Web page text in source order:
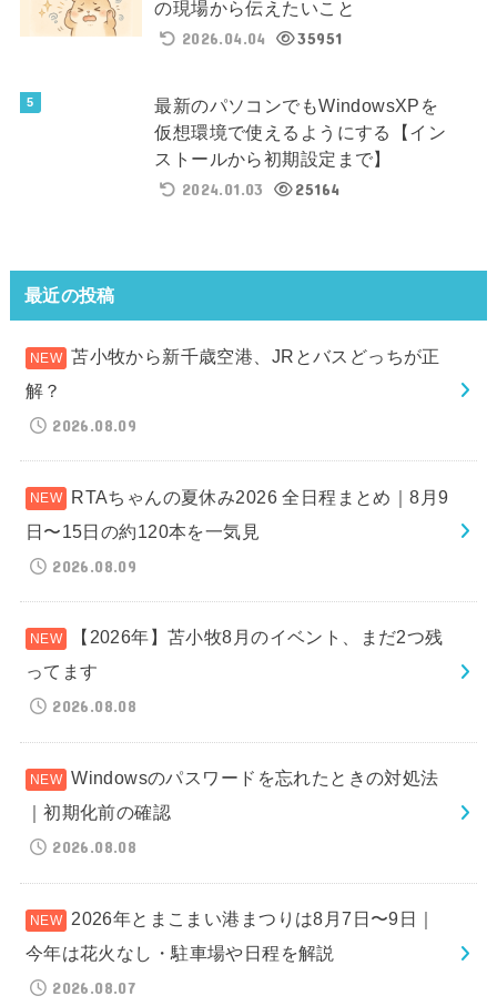
の現場から伝えたいこと
2026.04.04
35951
最新のパソコンでもWindowsXPを
仮想環境で使えるようにする【イン
ストールから初期設定まで】
2024.01.03
25164
最近の投稿
苫小牧から新千歳空港、JRとバスどっちが正
解？
2026.08.09
RTAちゃんの夏休み2026 全日程まとめ｜8月9
日〜15日の約120本を一気見
2026.08.09
【2026年】苫小牧8月のイベント、まだ2つ残
ってます
2026.08.08
Windowsのパスワードを忘れたときの対処法
｜初期化前の確認
2026.08.08
2026年とまこまい港まつりは8月7日〜9日｜
今年は花火なし・駐車場や日程を解説
2026.08.07